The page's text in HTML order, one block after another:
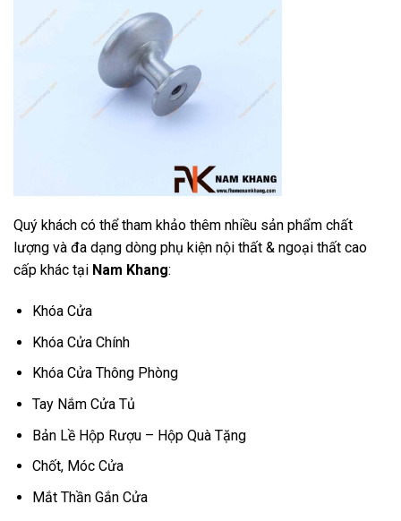
Quý khách có thể tham khảo thêm nhiều sản phẩm chất
lượng và đa dạng dòng phụ kiện nội thất & ngoại thất cao
cấp khác tại Nam Khang:
Khóa Cửa
Khóa Cửa Chính
Khóa Cửa Thông Phòng
Tay Nắm Cửa Tủ
Bản Lề Hộp Rượu – Hộp Quà Tặng
Chốt, Móc Cửa
Mắt Thần Gắn Cửa